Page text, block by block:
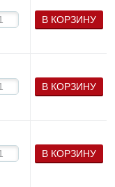
В КОРЗИНУ
В КОРЗИНУ
В КОРЗИНУ